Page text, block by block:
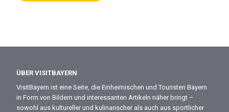
ÜBER VISITBAYERN
VisitBayern ist eine Seite, die Einheimischen und Touristen Bayern
in Form von Bildern und interessanten Artikeln näher bringt –
sowohl aus kultureller und kulinarischer als auch aus sportlicher